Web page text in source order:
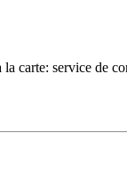
carte: service de